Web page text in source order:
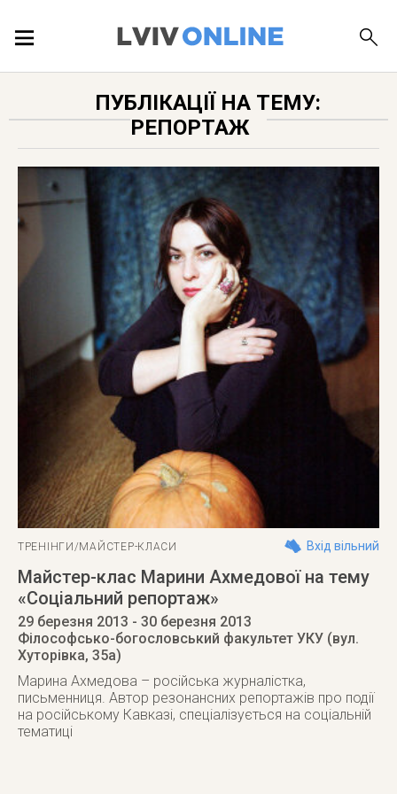
ПУБЛІКАЦІЇ
ПУБЛІКАЦІЇ НА ТЕМУ:
РЕПОРТАЖ
ТРЕНІНГИ/МАЙСТЕР-КЛАСИ Вхід вільний
Майстер-клас Марини Ахмедової на тему
«Соціальний репортаж»
29 березня 2013 - 30 березня 2013
Філософсько-богословський факультет УКУ (вул.
Хуторівка, 35а)
Марина Ахмедова – російська журналістка,
письменниця. Автор резонансних репортажів про події
на російському Кавказі, спеціалізується на соціальній
тематиці